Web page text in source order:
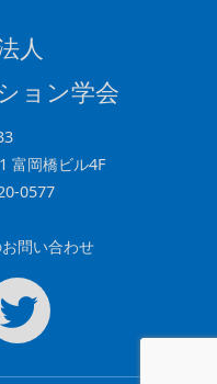
人
ョン学会
富岡橋ビル4F
0577
問い合わせ